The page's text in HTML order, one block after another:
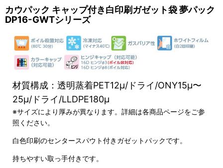
カウパック キャップ付き白印刷ガゼット袋 夢パック
DP16-GWTシリーズ
材質構成：透明蒸着PET12μ/ドライ/ONY15μ〜
25μ/ドライ/LLDPE180μ
※サイズにより厚みが異なります。詳細は各商品ページをご参
照ください。
白色印刷のセンタースパウト付きガゼットパックです。
持ちやすい取っ手付きです。